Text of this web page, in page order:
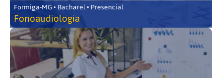
Formiga-MG • Bacharel • Presencial
Fonoaudiologia